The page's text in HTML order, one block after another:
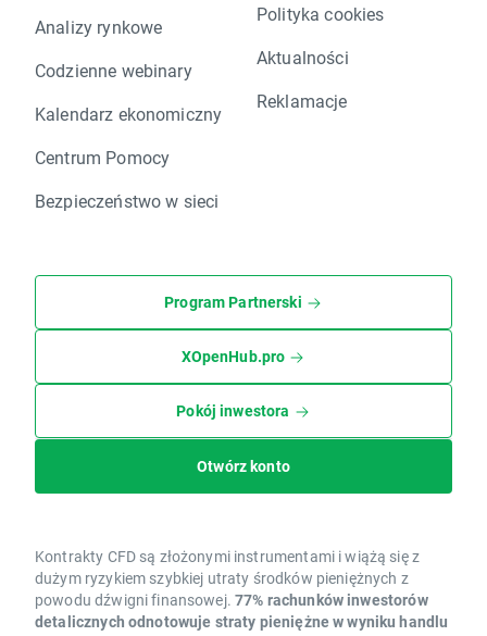
Analizy rynkowe
Codzienne webinary
Kalendarz ekonomiczny
Centrum Pomocy
Bezpieczeństwo w sieci
Polityka cookies
Aktualności
Reklamacje
Program Partnerski
XOpenHub.pro
Pokój inwestora
Otwórz konto
Kontrakty CFD są złożonymi instrumentami i wiążą się z
dużym ryzykiem szybkiej utraty środków pieniężnych z
powodu dźwigni finansowej. 77% rachunków inwestorów
detalicznych odnotowuje straty pieniężne w wyniku handlu